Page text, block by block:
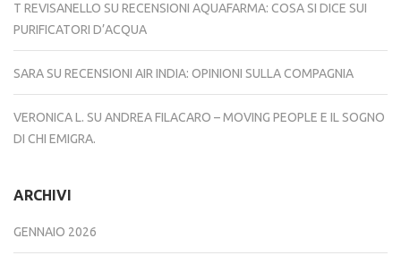
T REVISANELLO SU RECENSIONI AQUAFARMA: COSA SI DICE SUI
PURIFICATORI D’ACQUA
SARA SU RECENSIONI AIR INDIA: OPINIONI SULLA COMPAGNIA
VERONICA L. SU ANDREA FILACARO – MOVING PEOPLE E IL SOGNO
DI CHI EMIGRA.
ARCHIVI
GENNAIO 2026